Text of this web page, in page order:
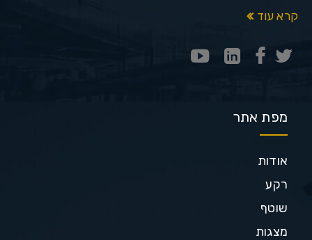
קרא עוד
מפת אתר
אודות
רקע
שוטף
מצגות